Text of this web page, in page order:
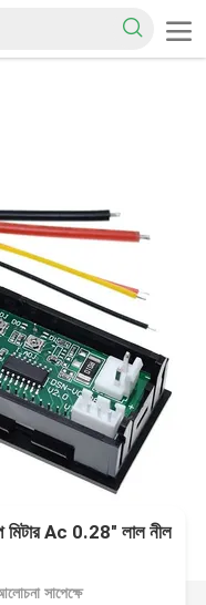
Ac 0.28" লাল নীল
সাপেক্ষে